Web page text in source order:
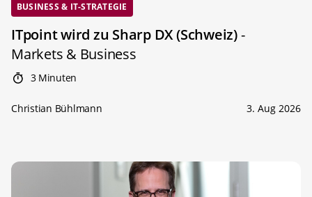
BUSINESS & IT-STRATEGIE
ITpoint wird zu Sharp DX (Schweiz)-
Markets & Business
3 Minuten
Christian Bühlmann 3. Aug 2026